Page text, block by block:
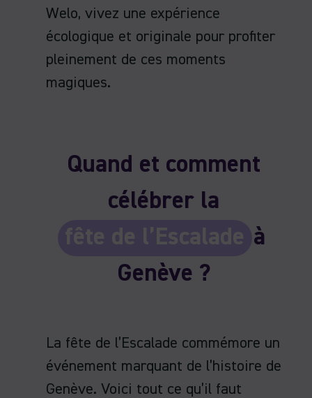
Welo, vivez une expérience
écologique et originale pour profiter
pleinement de ces moments
magiques.
Quand et comment
célébrer la
fête de l’Escalade à
Genève ?
La fête de l’Escalade commémore un
événement marquant de l’histoire de
Genève. Voici tout ce qu’il faut